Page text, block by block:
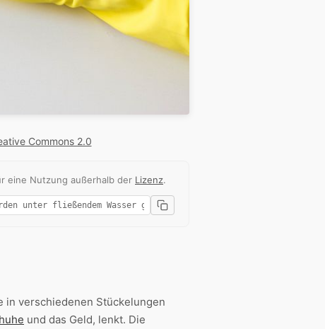
Commons 2.0
eine Nutzung außerhalb der Lizenz.
in verschiedenen Stückelungen
und das Geld, lenkt. Die